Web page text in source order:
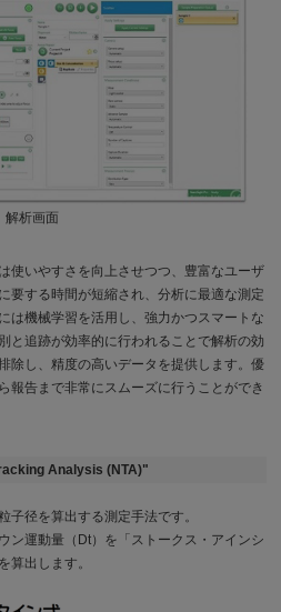
解析画面
使いやすさを向上させつつ、豊富なユーザ
要する時間が短縮され、分析に最適な測定
は機械学習を活用し、強力かつスマートな
と追跡が効率的に行われることで解析の効
除し、精度の高いデータを提供します。優
報告まで非常にスムーズに行うことができ
Analysis (NTA)"
子径を算出する測定手法です。
ン運動量（Dt）を「ストークス・アインシ
算出します。